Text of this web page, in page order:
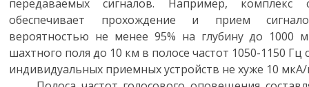
передаваемых сигналов. Например, комплекс
обеспечивает прохождение и прием
вероятностью не менее 95% на глубину до 1000
шахтного поля до 10 км в полосе частот 1050-1150 Гц
индивидуальных приемных устройств не хуже 10